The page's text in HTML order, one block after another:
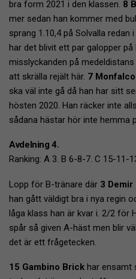
bra form 2021 i den klassen. 8
mer sedan han kommer med
sprang 1.10,4 på Solvalla redan
har det blivit ett par galopper
misslyckanden på
att skrälla rejält här. 7
ska väl inte gå då han har sitt
hösten 2020. Han räcker inte
sådana hästar hör inte hemma
Avdelning 4.
Ranking: A 3. B 6-8-7. C 15-11-
Lopp för B-tränare där 3 Demir
han gått väldigt bra i nya regin
låga klass han är kvar i. 2/2 för
spår så given A-häst men blir
det är ett frågetecken.
15 Gambino Brick har ensamt